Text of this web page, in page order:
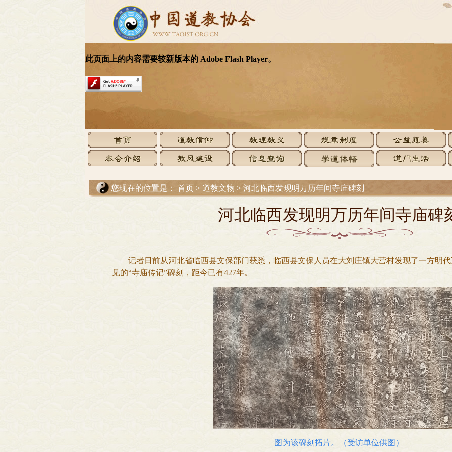
您现在的位置是： 首页 > 道教文物 > 河北临西发现明万历年间寺庙碑刻
河北临西发现明万历年间寺庙碑
记者日前从河北省临西县文保部门获悉，临西县文保人员在大刘庄镇大营村发现了一方明
见的“寺庙传记”碑刻，距今已有427年。
图为该碑刻拓片。（受访单位供图）